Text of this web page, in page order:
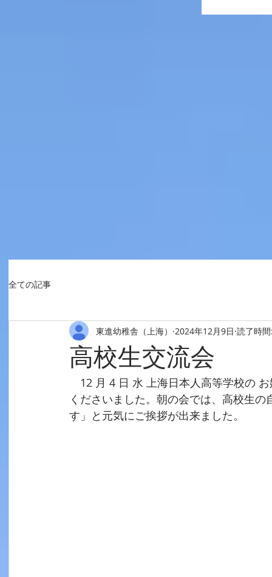
全ての記事
高校生交流会
東進幼稚舎（上海） 2024年12月9日 読了時
12 月 4 日 水 上海日本人高等学校の
くださいました。朝の会では、高校生
す」と元気にご挨拶が出来ました。